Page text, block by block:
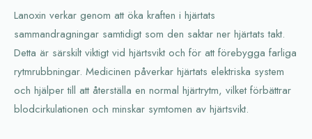
Lanoxin verkar genom att öka kraften i hjärtats
sammandragningar samtidigt som den saktar ner hjärtats takt.
Detta är särskilt viktigt vid hjärtsvikt och för att förebygga farliga
rytmrubbningar. Medicinen påverkar hjärtats elektriska system
och hjälper till att återställa en normal hjärtrytm, vilket förbättrar
blodcirkulationen och minskar symtomen av hjärtsvikt.